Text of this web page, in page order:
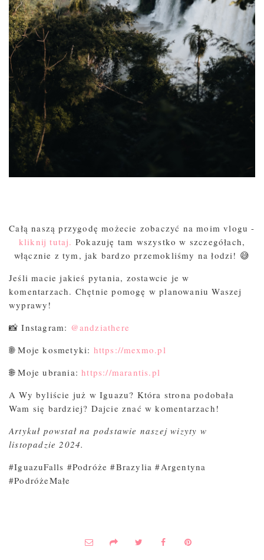
Całą naszą przygodę możecie zobaczyć na moim vlogu -
kliknij tutaj. Pokazuję tam wszystko w szczegółach,
włącznie z tym, jak bardzo przemokliśmy na łodzi! 😅
Jeśli macie jakieś pytania, zostawcie je w
komentarzach. Chętnie pomogę w planowaniu Waszej
wyprawy!
📸 Instagram: @andziathere
🌐 Moje kosmetyki: https://mexmo.pl
🌐 Moje ubrania:https://marantis.pl
A Wy byliście już w Iguazu? Która strona podobała
Wam się bardziej? Dajcie znać w komentarzach!
Artykuł powstał na podstawie naszej wizyty w
listopadzie 2024.
#IguazuFalls #Podróże #Brazylia #Argentyna
#PodróżeMałe